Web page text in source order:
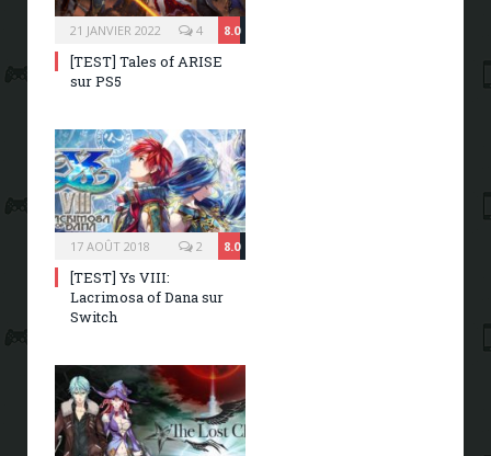
21 JANVIER 2022 8.0
4
[TEST] Tales of ARISE
sur PS5
17 AOÛT 2018 8.0
2
[TEST] Ys VIII:
Lacrimosa of Dana sur
Switch